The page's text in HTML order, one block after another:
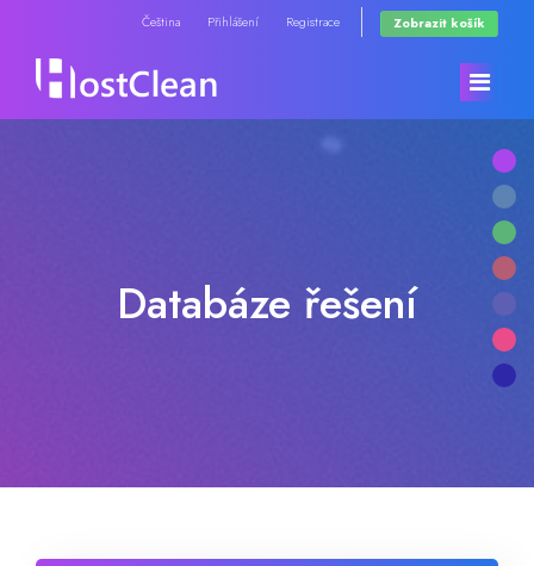
Čeština Přihlášení Registrace Zobrazit košík
Browse All
Databáze řešení